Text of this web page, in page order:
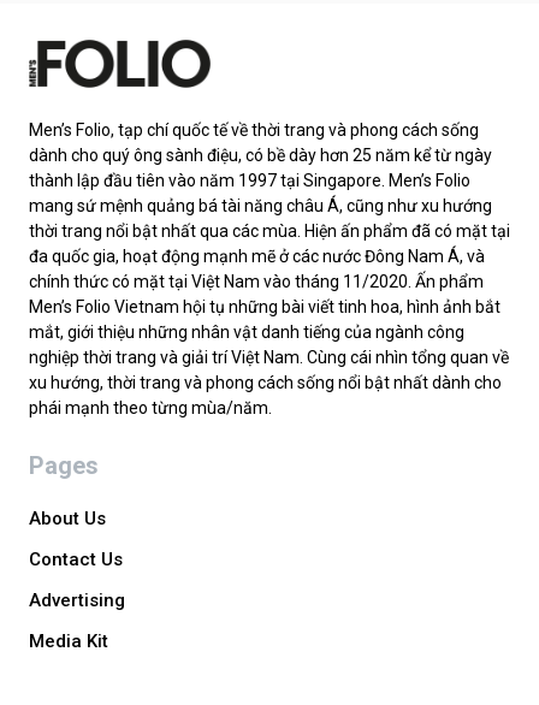
Men’s Folio, tạp chí quốc tế về thời trang và phong cách sống
dành cho quý ông sành điệu, có bề dày hơn 25 năm kể từ ngày
thành lập đầu tiên vào năm 1997 tại Singapore. Men’s Folio
mang sứ mệnh quảng bá tài năng châu Á, cũng như xu hướng
thời trang nổi bật nhất qua các mùa. Hiện ấn phẩm đã có mặt tại
đa quốc gia, hoạt động mạnh mẽ ở các nước Đông Nam Á, và
chính thức có mặt tại Việt Nam vào tháng 11/2020. Ấn phẩm
Men’s Folio Vietnam hội tụ những bài viết tinh hoa, hình ảnh bắt
mắt, giới thiệu những nhân vật danh tiếng của ngành công
nghiệp thời trang và giải trí Việt Nam. Cùng cái nhìn tổng quan về
xu hướng, thời trang và phong cách sống nổi bật nhất dành cho
phái mạnh theo từng mùa/năm.
Pages
About Us
Contact Us
Advertising
Media Kit